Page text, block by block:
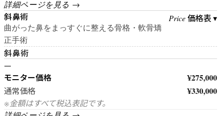
詳細ページを見る →
斜鼻術
曲がった鼻をまっすぐに整える骨格・軟骨矯
正手術
Price価格表 ▾
斜鼻術
—
モニター価格 ¥275,000
通常価格 ¥330,000
※金額はすべて税込表記です。